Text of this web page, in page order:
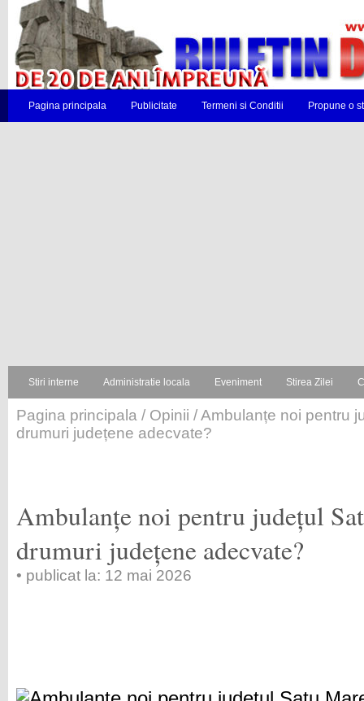
Pagina principala Publicitate Termeni si Conditii Propune o
Stiri interne Administratie locala Eveniment Stirea Zilei
Pagina principala / Opinii / Ambulanțe noi pentru
drumuri județene adecvate?
Ambulanțe noi pentru județul
drumuri județene adecvate?
• publicat la: 12 mai 2026